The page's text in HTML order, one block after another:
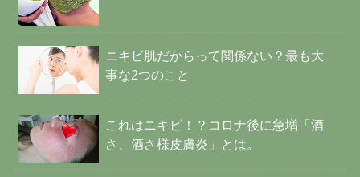
ニキビ肌だからって関係ない？最も大
事な2つのこと
これはニキビ！？コロナ後に急増「酒
さ、酒さ様皮膚炎」とは。